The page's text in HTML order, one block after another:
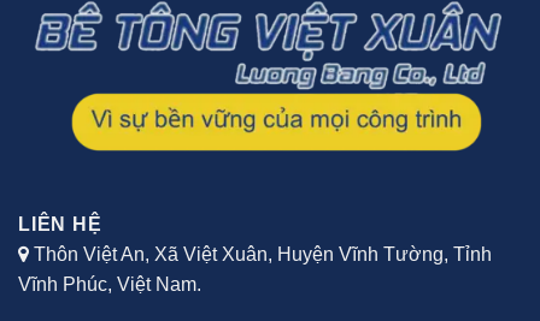
LIÊN HỆ
Thôn Việt An, Xã Việt Xuân, Huyện Vĩnh Tường, Tỉnh
Vĩnh Phúc, Việt Nam.